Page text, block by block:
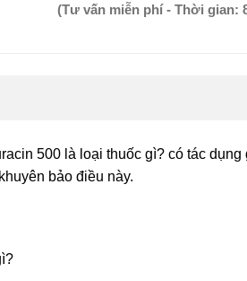
(Tư vấn miễn phí - Thời gian:
500 là loại thuốc gì? có tác
bảo điều này.